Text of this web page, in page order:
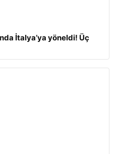
İtalya’ya yöneldi! Üç